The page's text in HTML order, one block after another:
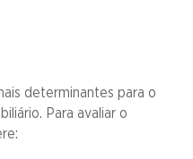
determinantes para o
Para avaliar o